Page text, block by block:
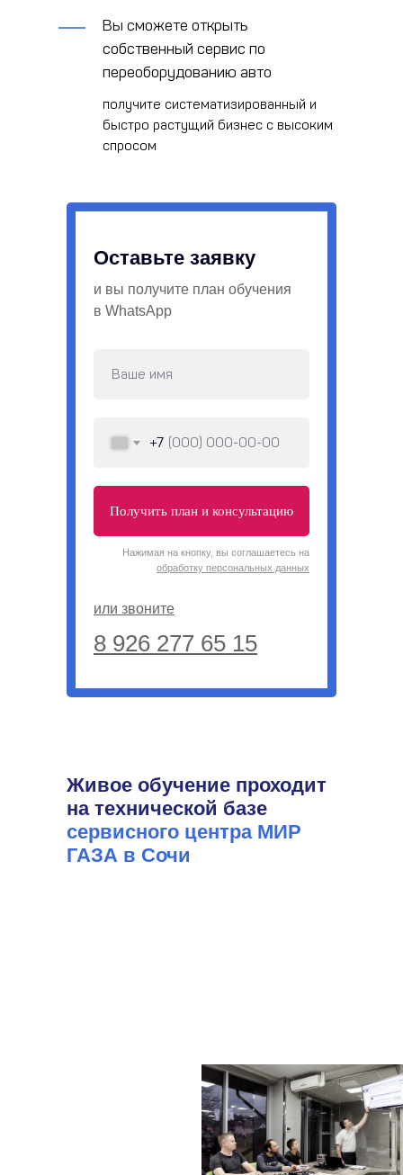
Вы сможете открыть
собственный сервис по
переоборудованию авто
получите систематизированный и
быстро растущий бизнес с высоким
спросом
+7
Получить план и консультацию
Оставьте заявку
и вы получите план обучения
в WhatsApp
Нажимая на кнопку, вы соглашаетесь на
обработку персональных данных
или звоните
8 926 277 65 15
Живое обучение проходит
на технической базе
сервисного центра МИР
ГАЗА в Сочи